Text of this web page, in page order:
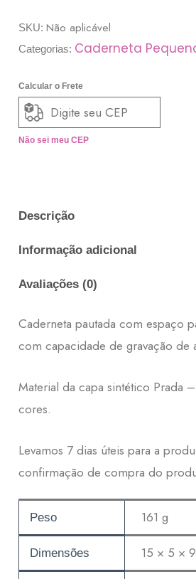
SKU:Não aplicável
Categorias: Caderneta
Calcular o Frete
Não sei meu CEP
Descrição
Informação adicional
Avaliações (0)
Caderneta pautada com espaço
com capacidade de gravação de
Material da capa sintético Prada
cores.
Levamos 7 dias úteis para a
confirmação de compra do
Peso 161 g
Dimensões 15 × 5 ×